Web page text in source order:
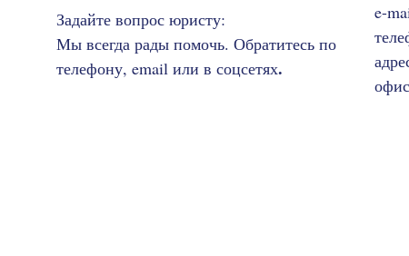
Задайте вопрос юристу:
Мы всегда рады помочь. Обратитесь по
телефону, email или в соцсетях.
e-